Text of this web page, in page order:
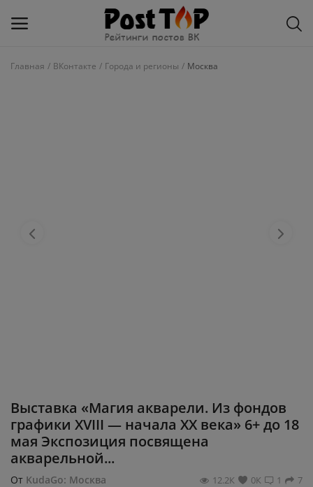
О рейтинге
Главная ВКонтакте Города и регионы Москва
Выставка «Магия акварели. Из фондов
графики XVIII — начала XX века» 6+ до 18
мая Экспозиция посвящена
акварельной...
От KudaGo: Москва 7
1
0К
12.2К